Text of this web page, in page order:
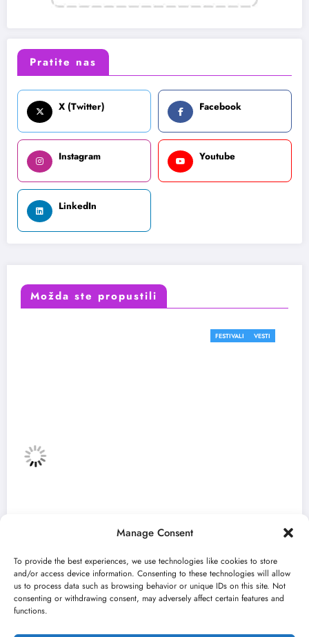
Manage Consent
To provide the best experiences, we use technologies like cookies to store
and/or access device information. Consenting to these technologies will allow
us to process data such as browsing behavior or unique IDs on this site. Not
consenting or withdrawing consent, may adversely affect certain features and
functions.
Pratite nas
X (Twitter) Facebook
Instagram Youtube
LinkedIn
Možda ste propustili
Zulum Manifest predstavlja radove deset